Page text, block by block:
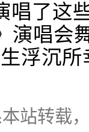
唱了这
演唱会
浮沉
站转载